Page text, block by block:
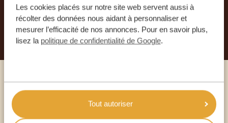
Les cookies placés sur notre site web servent aussi à
récolter des données nous aidant à personnaliser et
mesurer l’efficacité de nos annonces. Pour en savoir plus,
lisez la politique de confidentialité de Google.
Tout autoriser
PLANIFIEZ VOTRE AVENTURE
Appelez un expert
NOS SPÉCIALISTES SONT LÀ POUR VOUS